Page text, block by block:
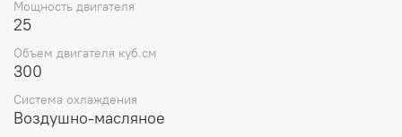
Мощность двигателя
25
Объем двигателя куб.см
300
Система охлаждения
Воздушно-масляное